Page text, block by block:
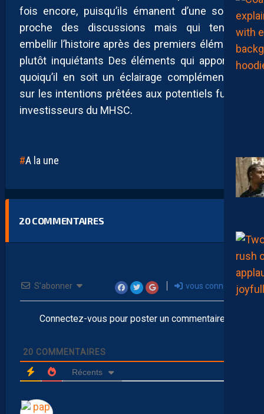
fois encore, puisqu’ils émanent d’une source
proche des discussions mais qui tend à
embellir l’histoire après des premiers éléments
plutôt inquiétants Des éléments qui apportent
quoiqu’il en soit un éclairage complémentaire
sur les intentions prêtées aux potentiels futurs
investisseurs du MHSC.
A la une
20COMMENTAIRES
S’abonner vous connecter
Connectez-vous pour poster un commentaire
20 COMMENTAIRES
Récents